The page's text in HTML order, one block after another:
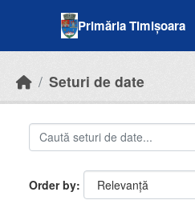
Primăria Timișoara
Seturi de date
Order by